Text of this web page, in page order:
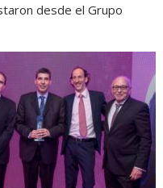
desde el Grupo